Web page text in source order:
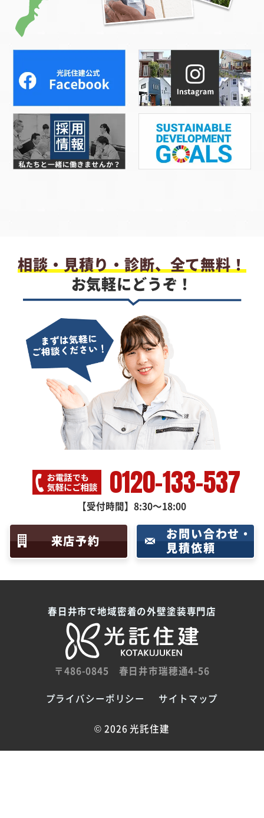
相談・見積り・診断、全て無料！
お気軽にどうぞ！
0120-133-537
【受付時間】8:30～18:00
来店予約
お問い合わせ・
見積依頼
春日井市で地域密着の外壁塗装専門店
〒486-0845 春日井市瑞穂通4-56
プライバシーポリシー サイトマップ
©2026 光託住建